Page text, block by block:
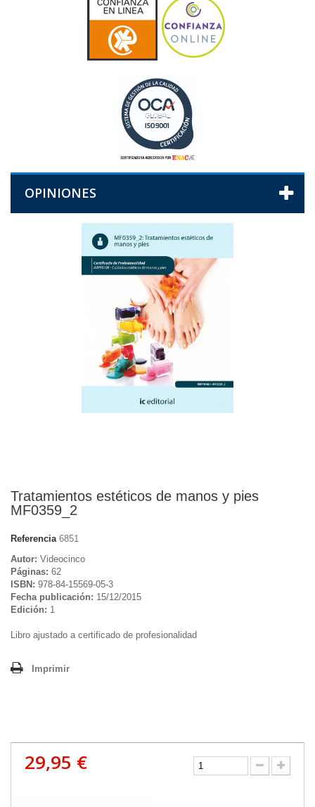
OPINIONES
Tratamientos estéticos de manos y pies
MF0359_2
Referencia 6851
Autor: Videocinco
Páginas: 62
ISBN: 978-84-15569-05-3
Fecha publicación: 15/12/2015
Edición: 1
Libro ajustado a certificado de profesionalidad
Imprimir
29,95 €